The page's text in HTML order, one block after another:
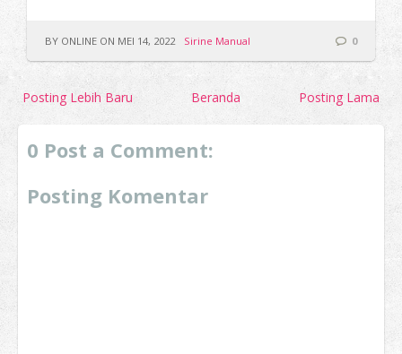
BY ONLINE ON MEI 14, 2022 Sirine Manual 0
Posting Lebih Baru Posting Lama
Beranda
0 Post a Comment:
Posting Komentar